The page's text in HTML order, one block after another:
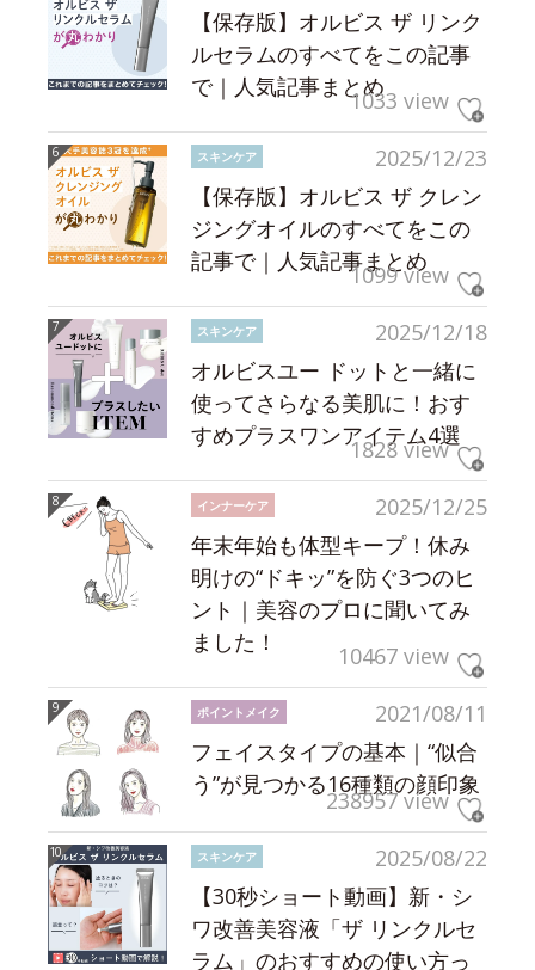
【保存版】オルビス ザ リンク
ルセラムのすべてをこの記事
で｜人気記事まとめ1033 view
2025/12/23
スキンケア
【保存版】オルビス ザ クレン
ジングオイルのすべてをこの
記事で｜人気記事まとめ
1099 view
2025/12/18
スキンケア
オルビスユー ドットと一緒に
使ってさらなる美肌に！おす
すめプラスワンアイテム4選
1828 view
2025/12/25
インナーケア
年末年始も体型キープ！休み
明けの“ドキッ”を防ぐ3つのヒ
ント｜美容のプロに聞いてみ
ました！
10467 view
2021/08/11
ポイントメイク
フェイスタイプの基本｜“似合
う”が見つかる16種類の顔印象
238957 view
2025/08/22
スキンケア
【30秒ショート動画】新・シ
ワ改善美容液「ザ リンクルセ
ラム」のおすすめの使い方っ